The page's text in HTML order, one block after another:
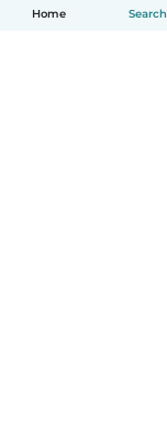
Home Search